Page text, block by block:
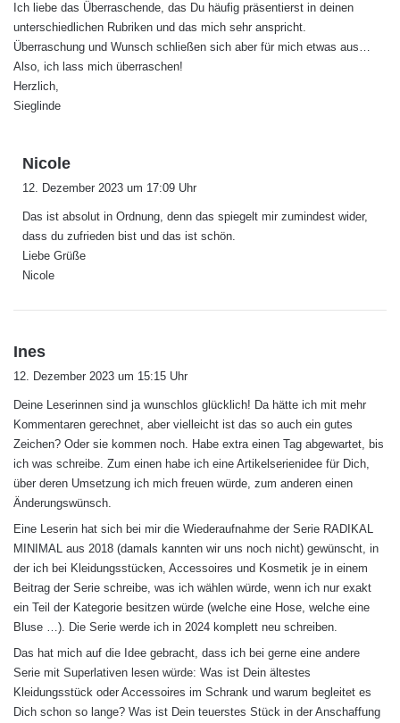
t
:
Ich liebe das Überraschende, das Du häufig präsentierst in deinen
unterschiedlichen Rubriken und das mich sehr anspricht.
Überraschung und Wunsch schließen sich aber für mich etwas aus…
Also, ich lass mich überraschen!
Herzlich,
Sieglinde
Nicole
t
:
12. Dezember 2023 um 17:09 Uhr
Das ist absolut in Ordnung, denn das spiegelt mir zumindest wider,
dass du zufrieden bist und das ist schön.
Liebe Grüße
Nicole
Ines
t
:
12. Dezember 2023 um 15:15 Uhr
Deine Leserinnen sind ja wunschlos glücklich! Da hätte ich mit mehr
Kommentaren gerechnet, aber vielleicht ist das so auch ein gutes
Zeichen? Oder sie kommen noch. Habe extra einen Tag abgewartet, bis
ich was schreibe. Zum einen habe ich eine Artikelserienidee für Dich,
über deren Umsetzung ich mich freuen würde, zum anderen einen
Änderungswünsch.
Eine Leserin hat sich bei mir die Wiederaufnahme der Serie RADIKAL
MINIMAL aus 2018 (damals kannten wir uns noch nicht) gewünscht, in
der ich bei Kleidungsstücken, Accessoires und Kosmetik je in einem
Beitrag der Serie schreibe, was ich wählen würde, wenn ich nur exakt
ein Teil der Kategorie besitzen würde (welche eine Hose, welche eine
Bluse …). Die Serie werde ich in 2024 komplett neu schreiben.
Das hat mich auf die Idee gebracht, dass ich bei gerne eine andere
Serie mit Superlativen lesen würde: Was ist Dein ältestes
Kleidungsstück oder Accessoires im Schrank und warum begleitet es
Dich schon so lange? Was ist Dein teuerstes Stück in der Anschaffung